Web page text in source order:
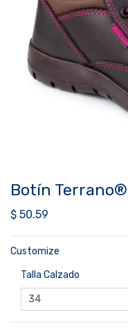
Botín
$ 50.59
Customize
Talla Calzado